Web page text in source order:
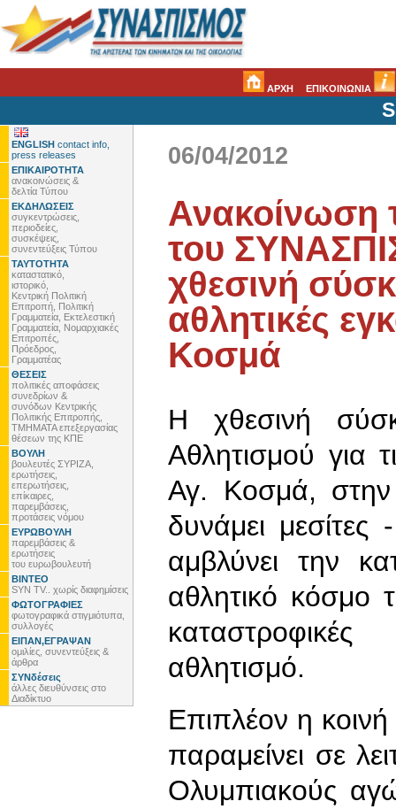
ΑΡΧΗ ΕΠΙΚΟΙΝΩΝΙΑ
ENGLISH contact info,
press releases
ΕΠΙΚΑΙΡΟΤΗΤΑ
ανακοινώσεις &
δελτία Τύπου
ΕΚΔΗΛΩΣΕΙΣ
συγκεντρώσεις,
περιοδείες,
συσκέψεις,
συνεντεύξεις Τύπου
ΤΑΥΤΟΤΗΤΑ
καταστατικό,
ιστορικό,
Κεντρική Πολιτική
Επιτροπή, Πολιτική
Γραμματεία, Εκτελεστική
Γραμματεία, Νομαρχιακές
Επιτροπές,
Πρόεδρος,
Γραμματέας
ΘΕΣΕΙΣ
πολιτικές αποφάσεις
συνεδρίων &
συνόδων Κεντρικής
Πολιτικής Επιτροπής,
ΤΜΗΜΑΤΑ επεξεργασίας
θέσεων της ΚΠΕ
ΒΟΥΛΗ
βουλευτές ΣΥΡΙΖΑ,
ερωτήσεις,
επερωτήσεις,
επίκαιρες,
παρεμβάσεις,
προτάσεις νόμου
ΕΥΡΩΒΟΥΛΗ
παρεμβάσεις &
ερωτήσεις
του ευρωβουλευτή
ΒΙΝΤΕΟ
SYN TV.. χωρίς διαφημίσεις
ΦΩΤΟΓΡΑΦΙΕΣ
φωτογραφικά στιγμιότυπα,
συλλογές
ΕΙΠΑΝ,ΕΓΡΑΨΑΝ
ομιλίες, συνεντεύξεις &
άρθρα
ΣΥΝδέσεις
άλλες διευθύνσεις στο
Διαδίκτυο
06/04/2012
Ανακοίνωση
του
χθεσινή
αθλητικές
Κοσμά
Η χθεσινή
Αθλητισμού για
Αγ. Κοσμά, στην
δυνάμει
αμβλύνει την
αθλητικό κόσμο
αθλητισμό.
Επιπλέον η
παραμείνει σε
Ολυμπιακούς